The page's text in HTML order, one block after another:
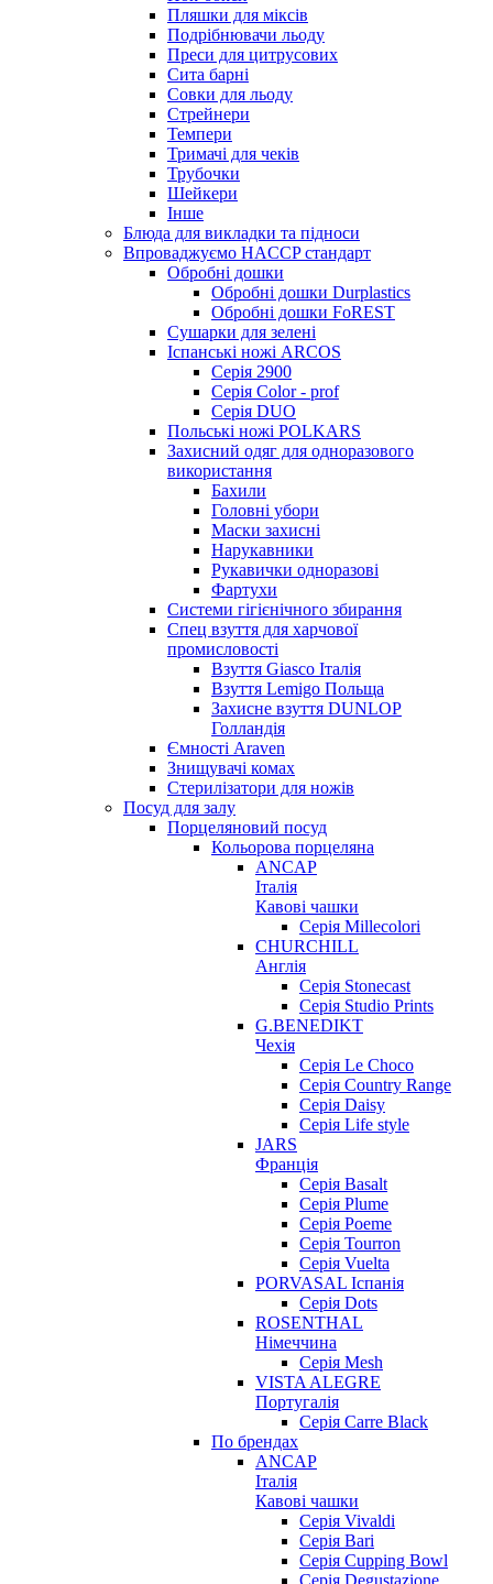
Пляшки для міксів
Подрібнювачи льоду
Преси для цитрусових
Сита барні
Совки для льоду
Стрейнери
Темпери
Тримачі для чеків
Трубочки
Шейкери
Інше
Блюда для викладки та підноси
Впроваджуємо HACCP стандарт
Обробні дошки
Обробні дошки Durplastics
Обробні дошки FoREST
Сушарки для зелені
Іспанські ножі ARCOS
Серія 2900
Серія Color - prof
Серія DUO
Польські ножі POLKARS
Захисний одяг для одноразового
використання
Бахили
Головні убори
Маски захисні
Нарукавники
Рукавички одноразові
Фартухи
Системи гігієнічного збирання
Спец взуття для харчової
промисловості
Взуття Giasco Італія
Взуття Lemigo Польща
Захисне взуття DUNLOP
Голландія
Ємності Araven
Знищувачі комах
Стерилізатори для ножів
Посуд для залу
Порцеляновий посуд
Кольорова порцеляна
ANCAP
Італія
Кавові чашки
Серія Millecolori
CHURCHILL
Англія
Серія Stonecast
Серія Studio Prints
G.BENEDIKT
Чехія
Cерія Le Choco
Серія Country Range
Серія Daisy
Серія Life style
JARS
Франція
Серія Basalt
Серія Plume
Серія Poeme
Серія Tourron
Серія Vuelta
PORVASAL Іспанія
Серія Dots
ROSENTHAL
Німеччина
Серія Mesh
VISTA ALEGRE
Португалія
Серія Carre Black
По брендах
ANCAP
Італія
Кавові чашки
Cерія Vivaldi
Серія Bari
Серія Cupping Bowl
Серія Degustazione